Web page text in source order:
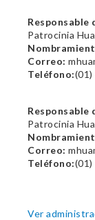
Responsable
Patrocinia
Correo:
Teléfono:
Responsable
Patrocinia
Correo:
Teléfono:
Ver